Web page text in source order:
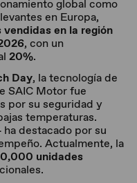
global como
en Europa,
en la región
, con un
20%.
Day, la tecnología de
SAIC Motor fue
por su seguridad y
temperaturas.
ha destacado por su
Actualmente, la
unidades